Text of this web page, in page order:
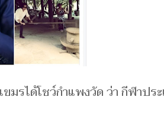
ขมรได้โชว์กำแพงวัด ว่า กีฬาป